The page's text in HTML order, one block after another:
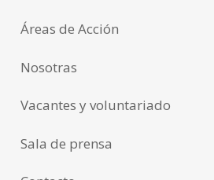
Áreas de Acción
Nosotras
Vacantes y voluntariado
Sala de prensa